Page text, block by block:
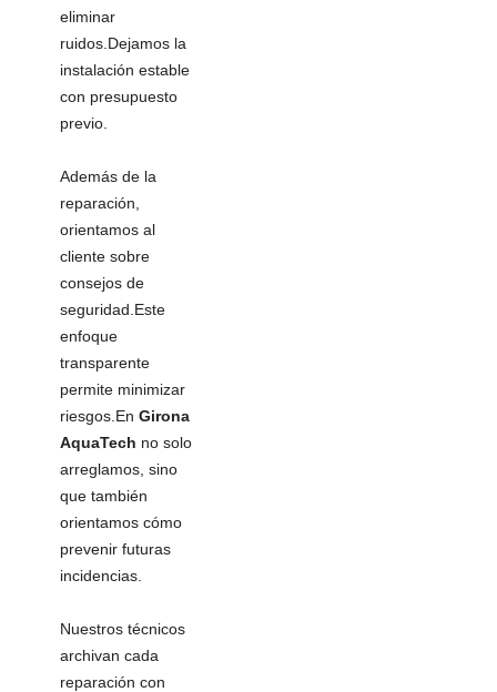
eliminar
ruidos.Dejamos la
instalación estable
con presupuesto
previo.
Además de la
reparación,
orientamos al
cliente sobre
consejos de
seguridad.Este
enfoque
transparente
permite minimizar
riesgos.En Girona
AquaTech no solo
arreglamos, sino
que también
orientamos cómo
prevenir futuras
incidencias.
Nuestros técnicos
archivan cada
reparación con